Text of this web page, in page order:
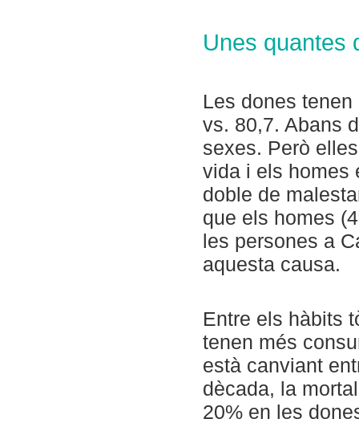
Unes quantes
Les dones
vs. 80,7. Abans
sexes. Però
vida i els homes
doble de
que els homes
les persones a
aquesta causa.
Entre els hàbits
tenen més
està canviant
dècada, la
20% en les